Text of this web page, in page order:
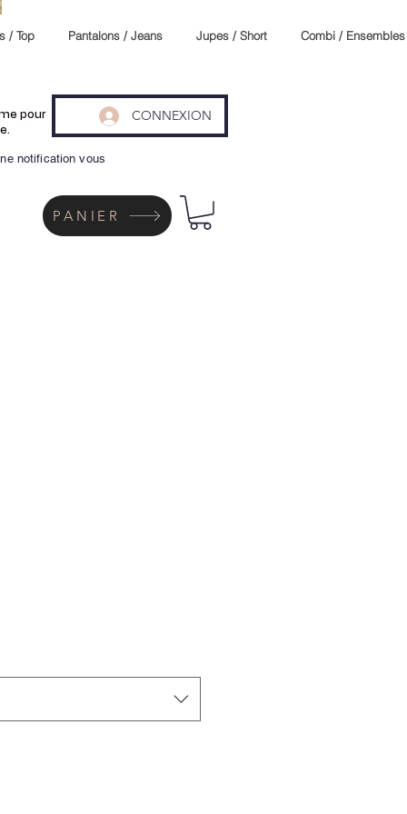
/ Top Pantalons / Jeans Jupes / Short Combi / Ensembles
CONNEXION
PANIER
pour
notification vous